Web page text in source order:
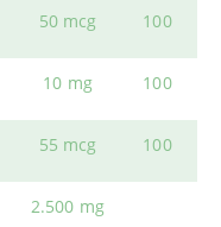
50 mcg 100
10 mg 100
55 mcg 100
2.500 mg